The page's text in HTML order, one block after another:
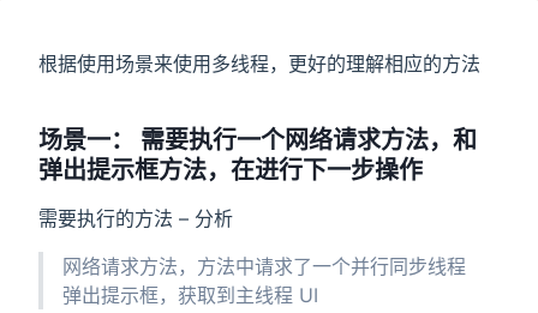
根据使用场景来使用多线程，更好的理解相应的方法
场景一： 需要执行一个网络请求方法，和
弹出提示框方法，在进行下一步操作
需要执行的方法 – 分析
网络请求方法，方法中请求了一个并行同步线程
弹出提示框，获取到主线程 UI